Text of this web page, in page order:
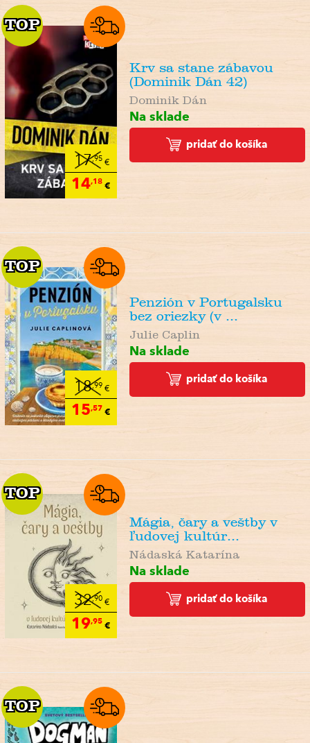
17,95€
14,18€
TOP
TOP
Krv sa stane zábavou
(Dominik Dán 42)
Dominik Dán
Na sklade
pridať do košíka
18,99€
15,57 €
TOP
TOP
Penzión v Portugalsku
bez oriezky (v ...
Julie Caplin
Na sklade
pridať do košíka
32,90€
19,95€
TOP
TOP
Mágia, čary a veštby v
ľudovej kultúr...
Nádaská Katarína
Na sklade
pridať do košíka
TOP
TOP